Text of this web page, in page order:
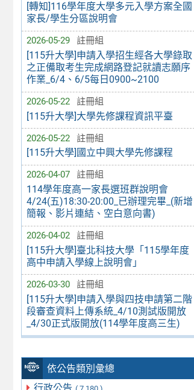
[轉知]116學年度大學多元入學方案全國
家長/學生分區說明會
2026-05-29 註冊組
[115升大學]申請入學招生經各大學錄取
之正備取考生完成網路登記就讀志願序
作業_6/4、6/5每日0900~2100
2026-05-22 註冊組
[115升大學]大學先修課程資訊平臺
2026-05-22 註冊組
[115升大學]國立中興大學先修課程
2026-04-07 註冊組
114學年度高一家長選班群說明會
4/24(五)18:30-20:00_已辦理完畢_(新增
簡報、影片連結、空白意向書)
2026-04-02 註冊組
[115升大學]臺北科技大學「115學年度
高中申請入學線上說明會」
2026-03-30 註冊組
[115升大學]申請入學與四技申請第二階
段審查資料上傳系統_4/10測試版開放
_4/30正式版開放(114學年度高三生)
依公告類別彙總